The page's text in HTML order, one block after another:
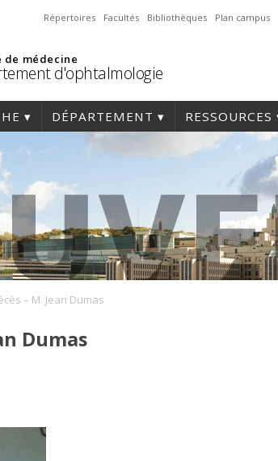
Répertoires Facultés Bibliothèques Plan campus
de médecine
d'ophtalmologie
DÉPARTEMENT RESSOURCES
– M. Jean Dumas
Dumas